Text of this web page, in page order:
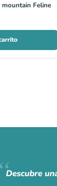
Feline
Descubre